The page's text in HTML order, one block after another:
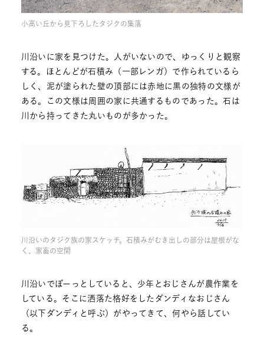
小高い丘から見下ろしたタジクの集落
川沿いに家を見つけた。人がいないので、ゆっくりと観察
する。ほとんどが石積み（一部レンガ）で作られているら
しく、泥が塗られた壁の頂部には赤地に黒の独特の文様が
ある。この文様は周囲の家に共通するものであった。石は
川から持ってきた丸いものが多かった。
川沿いのタジク族の家スケッチ。石積みがむき出しの部分は屋根がな
く、家畜の空間
川沿いでぼーっとしていると、少年とおじさんが農作業を
している。そこに洒落た格好をしたダンディなおじさん
（以下ダンディと呼ぶ）がやってきて、何やら話してい
る。